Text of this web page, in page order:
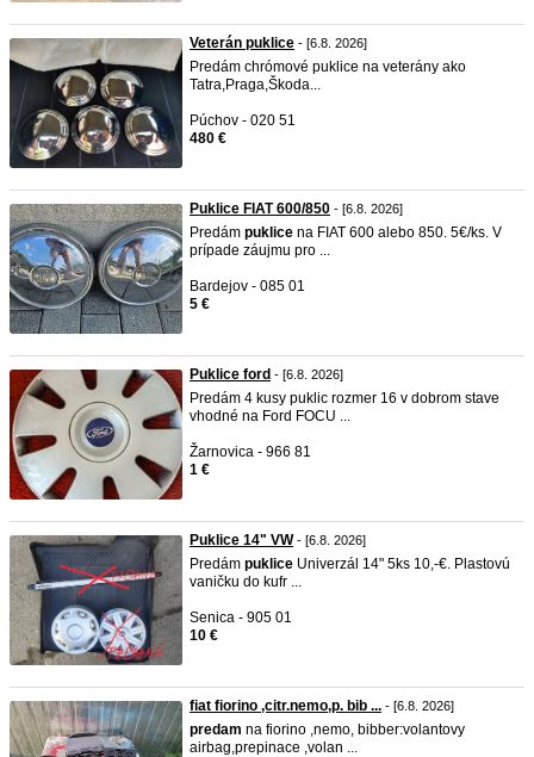
Veterán puklice - [6.8. 2026]
Predám chrómové puklice na veterány ako
Tatra,Praga,Škoda...
Púchov - 020 51
480 €
Puklice FIAT 600/850 - [6.8. 2026]
Predám puklice na FIAT 600 alebo 850. 5€/ks. V
prípade záujmu pro ...
Bardejov - 085 01
5 €
Puklice ford - [6.8. 2026]
Predám 4 kusy puklic rozmer 16 v dobrom stave
vhodné na Ford FOCU ...
Žarnovica - 966 81
1 €
Puklice 14" VW- [6.8. 2026]
Predám puklice Univerzál 14" 5ks 10,-€. Plastovú
vaničku do kufr ...
Senica - 905 01
10 €
fiat fiorino ,citr.nemo,p. bib ... - [6.8. 2026]
predam na fiorino ,nemo, bibber:volantovy
airbag,prepinace ,volan ...